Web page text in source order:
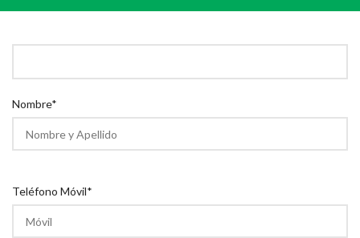
Nombre*
Teléfono Móvil*